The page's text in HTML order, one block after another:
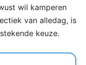
wil kamperen
van alledag, is
keuze.